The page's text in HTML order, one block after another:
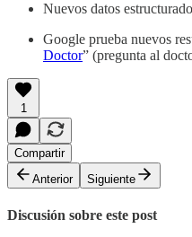
Nuevos datos
Google prueba nuevos
Doctor” (pregunta al
1
Compartir
Anterior
Siguiente
Discusión sobre este post